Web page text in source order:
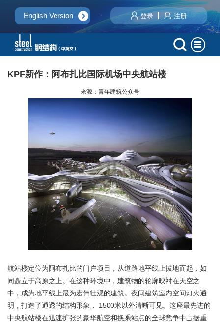
English Version 登录 注册
KPF新作：阿布扎比国际机场中央航站楼
来源：青年建筑公众号
航站楼定位为阿布扎比的门户项目，从道路地平线上拔地而起，如
同矗立于高原之上。在这种环境中，建筑物的轮廓映衬在天空之
中，成为地平线上最为宏伟壮观的建筑。夜间建筑室内空间灯火通
明，打造了通透的结构形象， 1500米以外清晰可见。这座最先进的
中央航站楼在迅速扩张的豪华航空和换乘站点的全球竞争中占据重